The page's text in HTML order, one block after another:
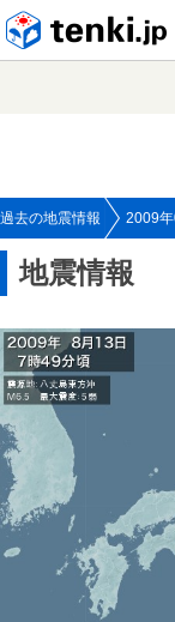
過去の地震情報 2009
地震情報